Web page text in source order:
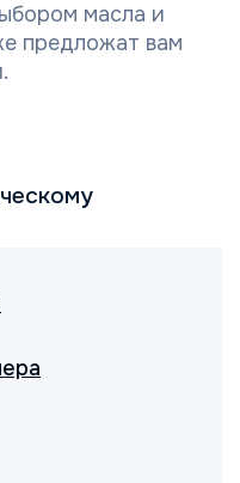
масла и
предложат вам